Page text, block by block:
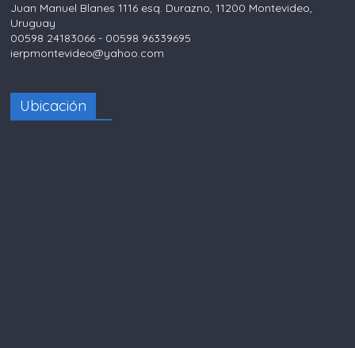
Juan Manuel Blanes 1116 esq. Durazno, 11200 Montevideo,
Uruguay
00598 24183066 - 00598 96339695
ierpmontevideo@yahoo.com
Ubicación